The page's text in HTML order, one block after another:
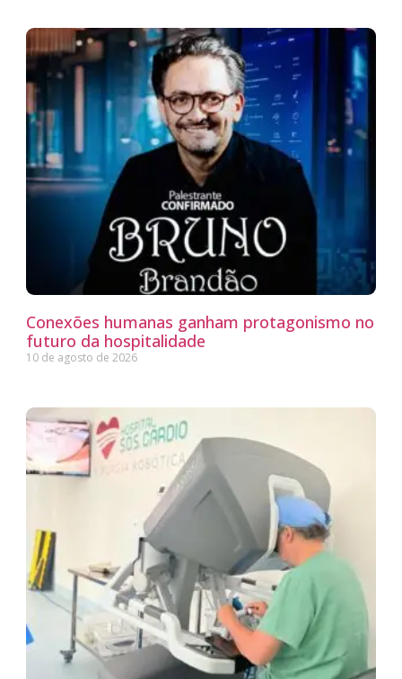
Conexões humanas ganham protagonismo no
futuro da hospitalidade
10 de agosto de 2026